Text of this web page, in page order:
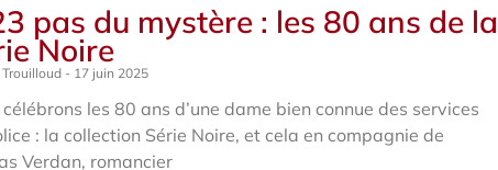
pas du mystère : les 80 ans de la
Noire
17 juin 2025
célébrons les 80 ans d’une dame bien connue des services
: la collection Série Noire, et cela en compagnie de
Verdan, romancier